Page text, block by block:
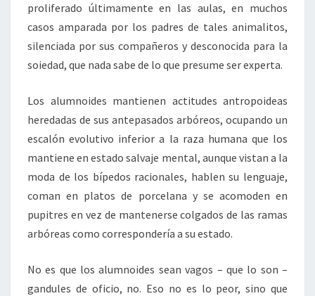
proliferado últimamente en las aulas, en muchos
casos amparada por los padres de tales animalitos,
silenciada por sus compañeros y desconocida para la
soiedad, que nada sabe de lo que presume ser experta.
Los alumnoides mantienen actitudes antropoideas
heredadas de sus antepasados arbóreos, ocupando un
escalón evolutivo inferior a la raza humana que los
mantiene en estado salvaje mental, aunque vistan a la
moda de los bípedos racionales, hablen su lenguaje,
coman en platos de porcelana y se acomoden en
pupitres en vez de mantenerse colgados de las ramas
arbóreas como correspondería a su estado.
No es que los alumnoides sean vagos – que lo son –
gandules de oficio, no. Eso no es lo peor, sino que